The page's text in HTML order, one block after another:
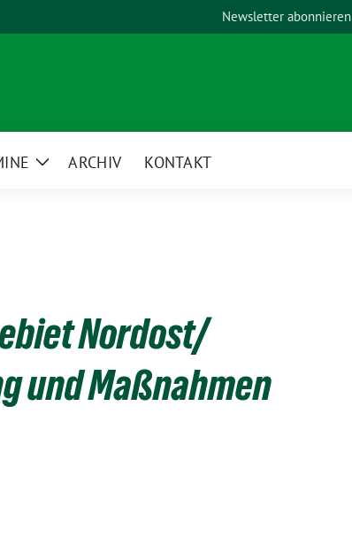
Newsletter abonnieren
ZeigeARCHIV KONTAKT
Nordost/
und Maßnahmen